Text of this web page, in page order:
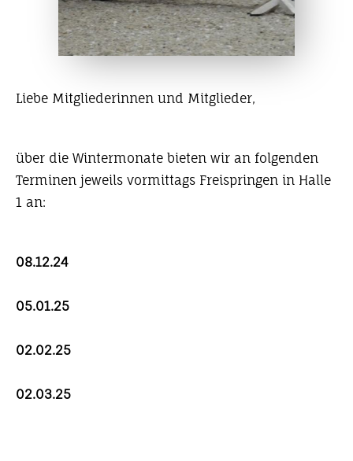
Liebe Mitgliederinnen und Mitglieder,
über die Wintermonate bieten wir an folgenden
Terminen jeweils vormittags Freispringen in Halle
1 an:
08.12.24
05.01.25
02.02.25
02.03.25